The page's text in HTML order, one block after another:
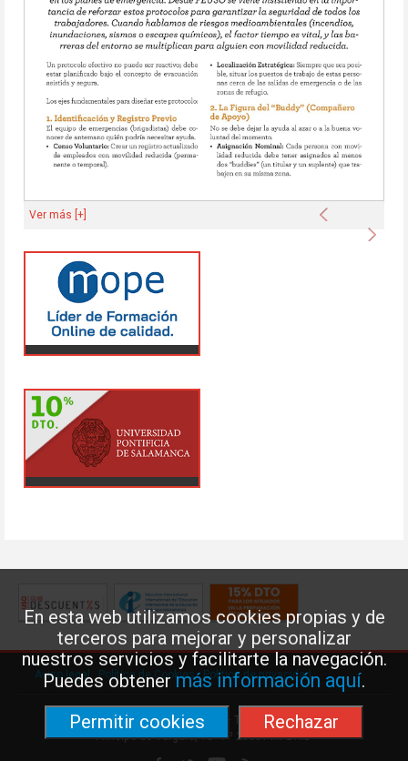
En esta web utilizamos cookies propias y de
terceros para mejorar y personalizar
nuestros servicios y facilitarte la navegación.
Puedes obtenermás información aquí.
Permitir cookies
Rechazar
Anterior
Ver más [+]
Aviso legal·Política de Cookies·Política de privacidad
Federación de Enseñanza de USO · Teléfono: 91 577 41 13 ·
Príncipe de Vergara, 13 · 7º 28001 MADRID